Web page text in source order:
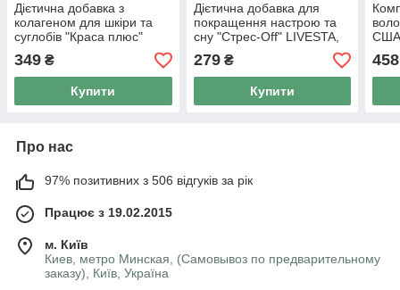
Дієтична добавка з
колагеном для шкіри та
суглобів "Краса плюс"
LIVESTA, 30 капсул
349 ₴
Купити
Дієтична добавка для
покращення настрою та
сну "Стрес-Off" LIVESTA,
60 таблеток
279₴
Купити
США
458
Про нас
97% позитивних з 506 відгуків за рік
Працює з 19.02.2015
м. Київ
Киев, метро Минская, (Самовывоз по предварительному
заказу), Київ, Україна